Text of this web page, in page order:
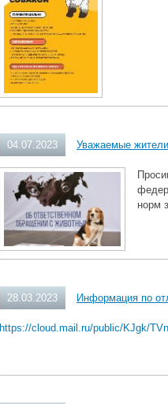
04.07.2023 Уважаемые жители
норм
28.03.2023 Информация по
https://cloud.mail.ru/public/KJgk/